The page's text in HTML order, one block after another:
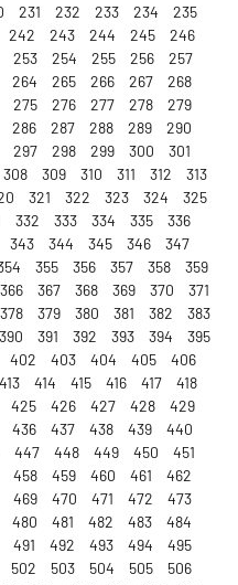
231 232 233 234
235
242 243 244 245
246
253 254 255 256
257
264 265 266 267
268
275 276 277 278
279
286 287 288 289
290
297 298 299 300
301
308 309 310 311 312
313
321 322 323 324
325
332 333 334 335
336
343 344 345 346
347
355 356 357 358
359
366 367 368 369 370
371
378 379 380 381 382
383
390 391 392 393 394
395
402 403 404 405
406
413 414 415 416 417
418
425 426 427 428
429
436 437 438 439
440
447 448 449 450
451
458 459 460 461
462
469 470 471 472
473
480 481 482 483
484
491 492 493 494
495
502 503 504 505
506